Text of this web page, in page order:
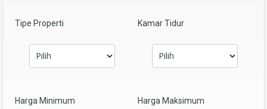
Tipe Properti Kamar Tidur
Harga Minimum Harga Maksimum